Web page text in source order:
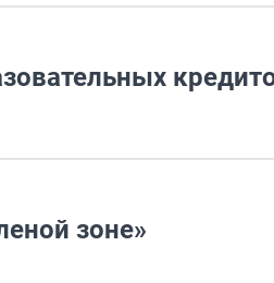
зоне»